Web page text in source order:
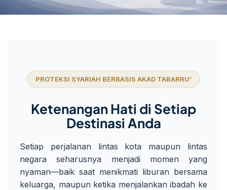
PROTEKSI SYARIAH BERBASIS AKAD TABARRU’
Ketenangan Hati di Setiap
Destinasi Anda
Setiap perjalanan lintas kota maupun lintas
negara seharusnya menjadi momen yang
nyaman—baik saat menikmati liburan bersama
keluarga, maupun ketika menjalankan ibadah ke